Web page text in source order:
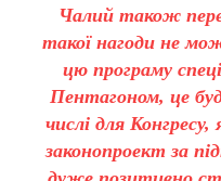
Чалий також
такої нагоди не
цю програму
Пентагоном, це
числі для
законопроект за